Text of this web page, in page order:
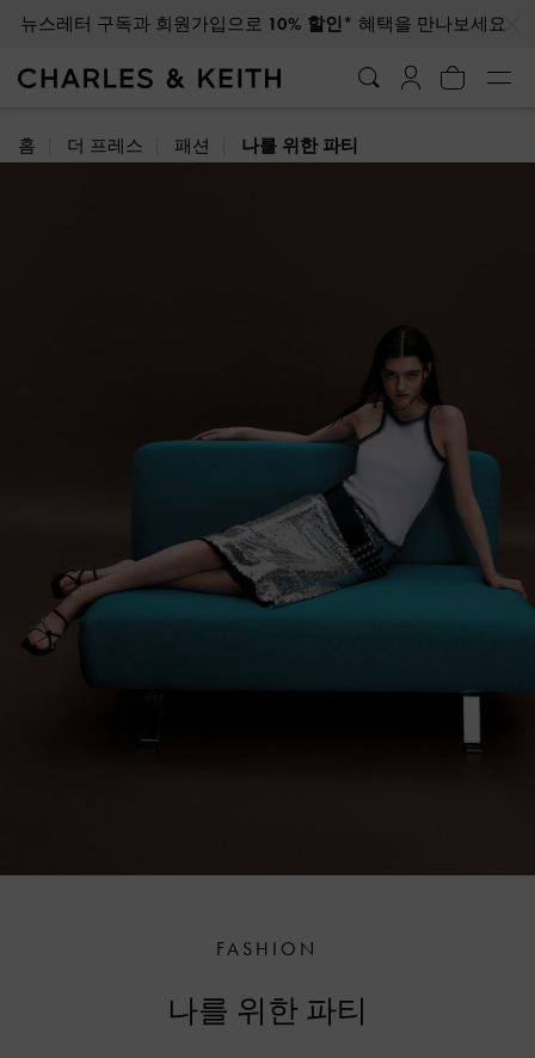
광복절 배송 일정에 대해 자세히 알아보려면 클릭하세요
홈 더 프레스 패션 나를 위한 파티
FASHION
나를 위한 파티